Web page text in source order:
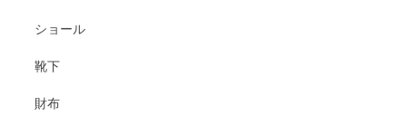
ショール
靴下
財布